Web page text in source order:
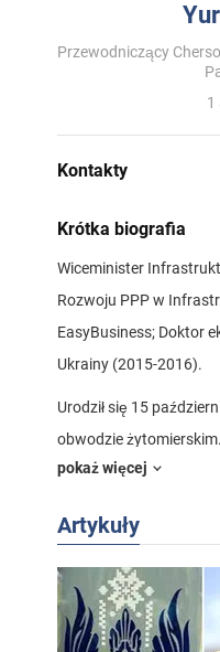
Przewodniczący
1
Kontakty
Krótka biografia
Wiceminister
Rozwoju PPP w
EasyBusiness; Doktor
Ukrainy (2015-2016).
Urodził się 15
obwodzie
Państwowym
School of Government
(USA) i Staffordshire
Ma doświadczenie w
Administracji
pokaż więcej
Artykuły